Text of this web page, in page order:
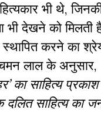
भी थे,
भी देखने को मिलती
करने का
लाल के अनुसार,
का साहित्य
दलित साहित्य का